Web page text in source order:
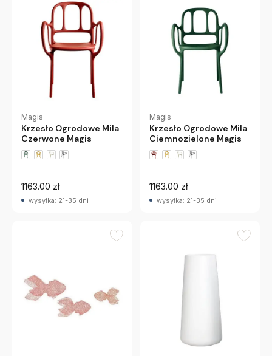
Magis
Krzesło Ogrodowe Mila
Czerwone Magis
1163.00 zł
wysyłka: 21-35 dni
Magis
Krzesło Ogrodowe Mila
Ciemnozielone Magis
1163.00 zł
wysyłka: 21-35 dni